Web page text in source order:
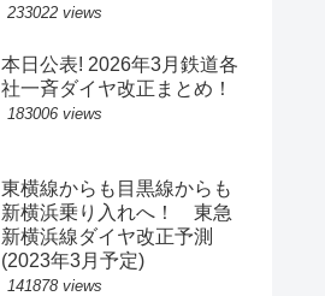
233022 views
本日公表! 2026年3月鉄道各
社一斉ダイヤ改正まとめ！
183006 views
東横線からも目黒線からも
新横浜乗り入れへ！ 東急
新横浜線ダイヤ改正予測
(2023年3月予定)
141878 views